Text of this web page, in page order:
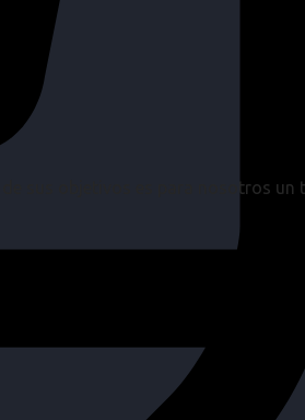
sus objetivos es para nosotros un